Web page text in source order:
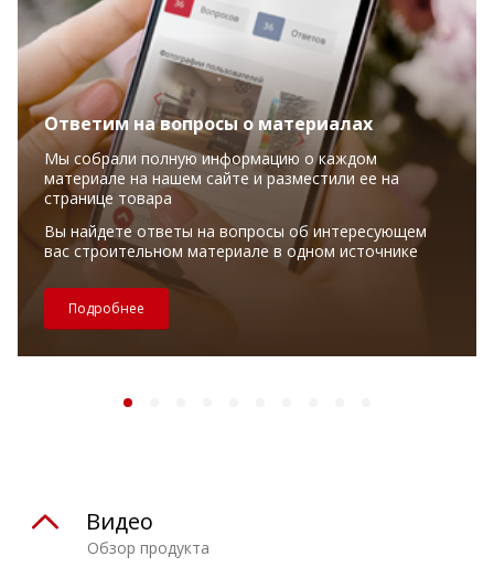
Ответим на вопросы о материалах
Мы собрали полную информацию о каждом
материале на нашем сайте и разместили ее на
странице товара
Вы найдете ответы на вопросы об интересующем
вас строительном материале в одном источнике
Подробнее
Обзор продукта
Видео